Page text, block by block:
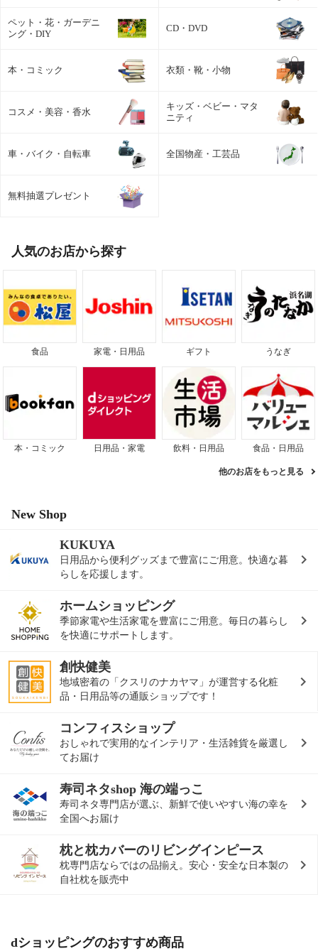
ペット・花・ガーデニ
ング・DIY
CD・DVD
本・コミック 衣類・靴・小物
コスメ・美容・香水
キッズ・ベビー・マタ
ニティ
車・バイク・自転車 全国物産・工芸品
無料抽選プレゼント
人気のお店から探す
食品 家電・日用品 ギフト うなぎ
本・コミック 日用品・家電 飲料・日用品 食品・日用品
他のお店をもっと見る
New Shop
KUKUYA
日用品から便利グッズまで豊富にご用意。快適な暮
らしを応援します。
ホームショッピング
季節家電や生活家電を豊富にご用意。毎日の暮らし
を快適にサポートします。
創快健美
地域密着の「クスリのナカヤマ」が運営する化粧
品・日用品等の通販ショップです！
コンフィスショップ
おしゃれで実用的なインテリア・生活雑貨を厳選し
てお届け
寿司ネタshop 海の端っこ
寿司ネタ専門店が選ぶ、新鮮で使いやすい海の幸を
全国へお届け
枕と枕カバーのリビングインピース
枕専門店ならではの品揃え。安心・安全な日本製の
自社枕を販売中
dショッピングのおすすめ商品